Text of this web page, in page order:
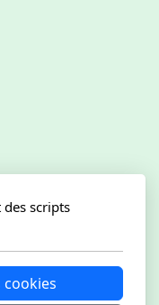
des scripts
cookies